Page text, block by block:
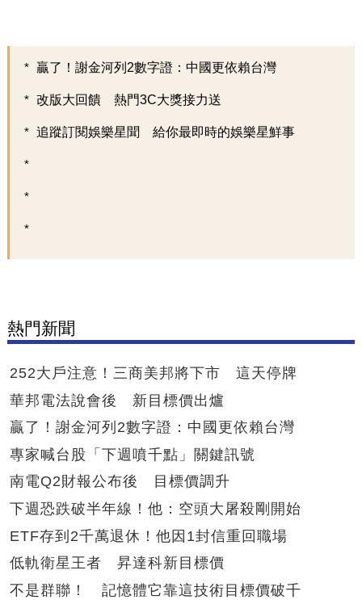
贏了！謝金河列2數字證：中國更依賴台灣
改版大回饋 熱門3C大獎接力送
追蹤訂閱娛樂星聞 給你最即時的娛樂星鮮事
熱門新聞
252大戶注意！三商美邦將下市 這天停牌
華邦電法說會後 新目標價出爐
贏了！謝金河列2數字證：中國更依賴台灣
專家喊台股「下週噴千點」關鍵訊號
南電Q2財報公布後 目標價調升
下週恐跌破半年線！他：空頭大屠殺剛開始
ETF存到2千萬退休！他因1封信重回職場
低軌衛星王者 昇達科新目標價
不是群聯！ 記憶體它靠這技術目標價破千